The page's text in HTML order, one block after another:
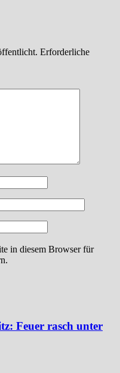
Erforderliche
in diesem Browser für
Feuer rasch unter